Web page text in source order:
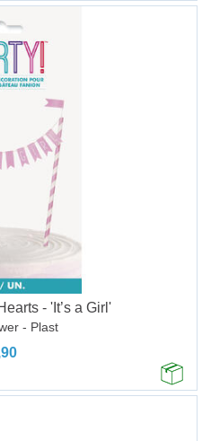
- 'It’s a Girl'
- Plast